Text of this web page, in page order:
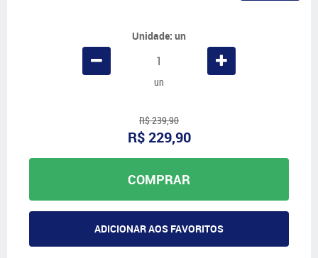
Unidade: un
un
R$ 239,90
R$ 229,90
COMPRAR
ADICIONAR AOS FAVORITOS